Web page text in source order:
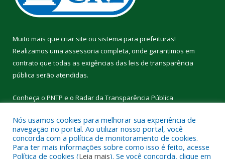
Muito mais que criar site ou sistema para prefeituras!
Realizamos uma assessoria completa, onde garantimos em
contrato que todas as exigências das leis de transparência
pública serão atendidas.
Conheça o PNTP e o Radar da Transparência Pública
Todos os direitos reservados a Câmara Municipal de Cumaru do
Nós usamos cookies para melhorar sua experiência de
navegação no portal. Ao utilizar nosso portal, você
concorda com a política de monitoramento de cookies.
Para ter mais informações sobre como isso é feito, acesse
Política de cookies (Leia mais). Se você concorda, clique em